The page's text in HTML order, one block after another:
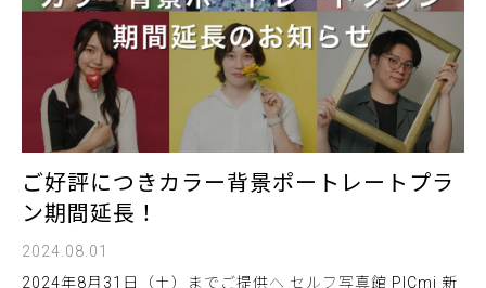
ご好評につきカラー背景ポートレートプラ
ン期間延長！
2024.08.01
2024年8月31日（土）までご提供へ セルフ写真館 PICmi 新